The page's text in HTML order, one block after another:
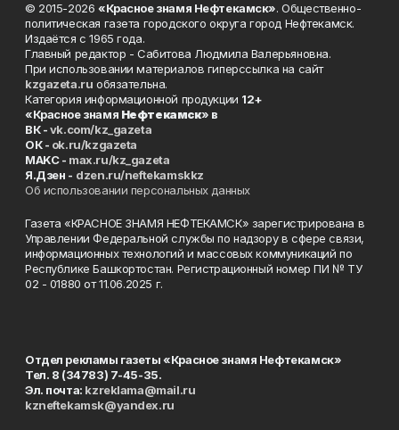
© 2015-2026 «Красное знамя Нефтекамск». Общественно-
политическая газета городского округа город Нефтекамск.
Издаётся с 1965 года.
Главный редактор - Сабитова Людмила Валерьяновна.
При использовании материалов гиперссылка на сайт
kzgazeta.ru обязательна.
Категория информационной продукции 12+
«Красное знамя Нефтекамск» в
ВК -vk.com/kz_gazeta
ОК - ok.ru/kzgazeta
MAKC - max.ru/kz_gazeta
Я.Дзен - dzen.ru/neftekamskkz
Об использовании персональных данных
Газета «КРАСНОЕ ЗНАМЯ НЕФТЕКАМСК» зарегистрирована в
Управлении Федеральной службы по надзору в сфере связи,
информационных технологий и массовых коммуникаций по
Республике Башкортостан. Регистрационный номер ПИ № ТУ
02 - 01880 от 11.06.2025 г.
Отдел рекламы газеты «Красное знамя Нефтекамск»
Тел. 8 (34783) 7-45-35.
Эл. почта: kzreklama@mail.ru
kzneftekamsk@yandex.ru